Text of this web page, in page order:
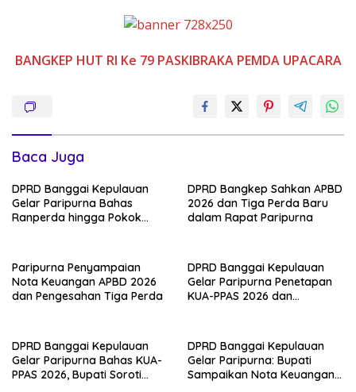
BANGKEP HUT RI Ke 79 PASKIBRAKA PEMDA UPACARA
Baca Juga
DPRD Banggai Kepulauan
Gelar Paripurna Bahas
Ranperda hingga Pokok
DPRD Bangkep Sahkan APBD
2026 dan Tiga Perda Baru
dalam Rapat Paripurna
Paripurna Penyampaian
Nota Keuangan APBD 2026
dan Pengesahan Tiga Perda
DPRD Banggai Kepulauan
Gelar Paripurna Penetapan
KUA-PPAS 2026 dan
DPRD Banggai Kepulauan
Gelar Paripurna Bahas KUA-
PPAS 2026, Bupati Soroti
DPRD Banggai Kepulauan
Gelar Paripurna: Bupati
Sampaikan Nota Keuangan